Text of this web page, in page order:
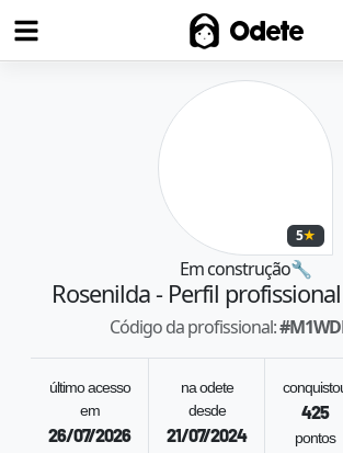
Odete
5★
Em construção🔧
Rosenilda- Perfil
Código da profissional:#
último acesso
em
26/07/2026
na odete
desde
21/07/2024
425
pontos